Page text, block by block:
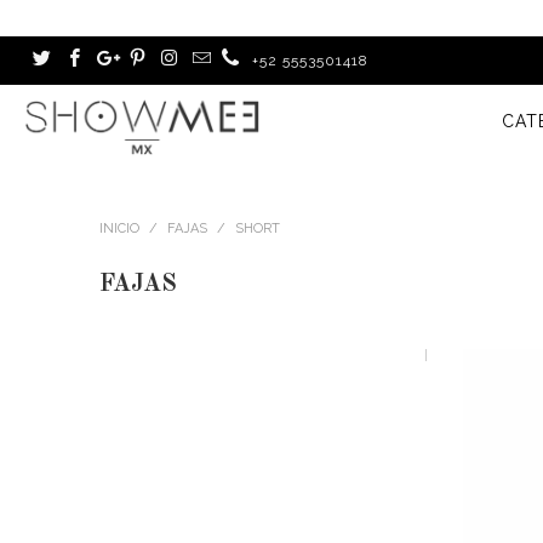
+52 5553501418
INICIO / FAJAS / SHORT
FAJAS